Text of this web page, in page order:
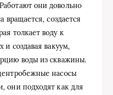
они довольно
вращается, создается
толкает воду к
и создавая вакуум,
воды из скважины.
насосы
они подходят как для